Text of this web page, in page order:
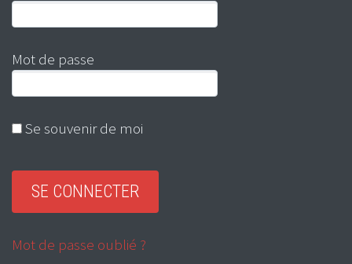
Mot de passe
Se souvenir de moi
Mot de passe oublié ?